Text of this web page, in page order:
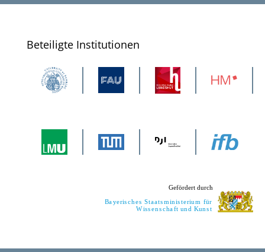
Beteiligte Institutionen